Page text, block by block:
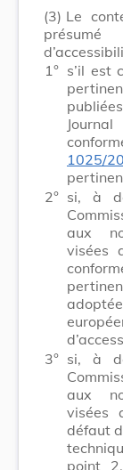
(3) Le
1° s’il est
1025/
2° si, à
aux
visées
3° si, à
aux
visées
défaut
point